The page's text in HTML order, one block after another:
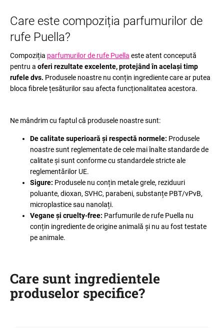
Care este compoziția parfumurilor de
rufe Puella?
Compoziția parfumurilor de rufe Puella este atent concepută
pentru a oferi rezultate excelente, protejând în același timp
rufele dvs. Produsele noastre nu conțin ingrediente care ar putea
bloca fibrele țesăturilor sau afecta funcționalitatea acestora.
Ne mândrim cu faptul că produsele noastre sunt:
De calitate superioară și respectă normele: Produsele
noastre sunt reglementate de cele mai înalte standarde de
calitate și sunt conforme cu standardele stricte ale
reglementărilor UE.
Sigure: Produsele nu conțin metale grele, reziduuri
poluante, dioxan, SVHC, parabeni, substanțe PBT/vPvB,
microplastice sau nanolați.
Vegane și cruelty-free: Parfumurile de rufe Puella nu
conțin ingrediente de origine animală și nu au fost testate
pe animale.
Care sunt ingredientele
produselor specifice?